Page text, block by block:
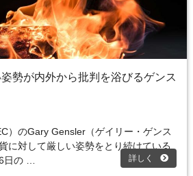
勢が内外から批判を浴びるゲンス
）のGary Gensler（ゲイリー・ゲンス
に対して厳しい姿勢をとり続けている
日の …
詳しく